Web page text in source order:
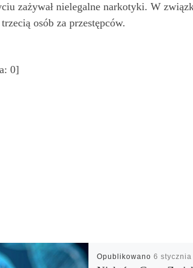
zażywał nielegalne narkotyki. W
osób za przestępców.
0]
Opublikowano 6 stycznia